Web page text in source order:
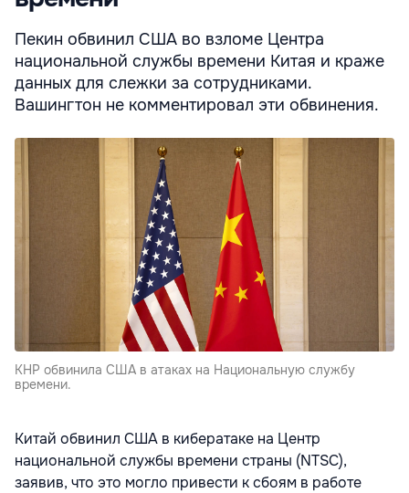
Пекин обвинил США во взломе Центра
национальной службы времени Китая и краже
данных для слежки за сотрудниками.
Вашингтон не комментировал эти обвинения.
КНР обвинила США в атаках на Национальную службу
времени.
Китай обвинил США в кибератаке на Центр
национальной службы времени страны (NTSC),
заявив, что это могло привести к сбоям в работе